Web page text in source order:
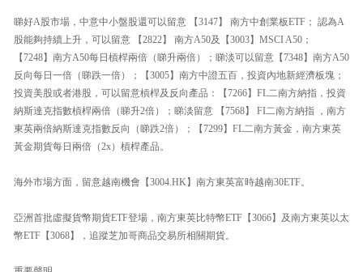
睇好A股市場，中意中小盤股還可以留意 【3147】 南方中創業板ETF； 認為A
股能夠持續上升，可以留意 【2822】 南方A50及【3003】MSCI A50；
【7248】南方A50每日槓桿兩倍（睇升兩倍）；睇淡可以留意【7348】南方A50
反向每日一倍（睇跌一倍）；【3005】南方中證五百，投資內地新經濟板塊；
投資美股或者港股，可以留意槓桿及反向產品：【7266】FL二南方納指，投資
納斯達克指數槓桿兩倍（睇升2倍）；睇淡留意 【7568】 FI二南方納指 ，南方
東英兩倍納斯達克指數反向（睇跌2倍）；【7299】FL二南方黃金，南方東英
黃金期貨每日兩倍（2x）槓桿產品。
海外市場方面，留意越南機會【3004.HK】南方東英富時越南30ETF。
亞洲首批虛擬貨幣期貨ETF登場，南方東英比特幣ETF【3066】及南方東英以太
幣ETF【3068】，追蹤芝加哥商品交易所相關期貨。